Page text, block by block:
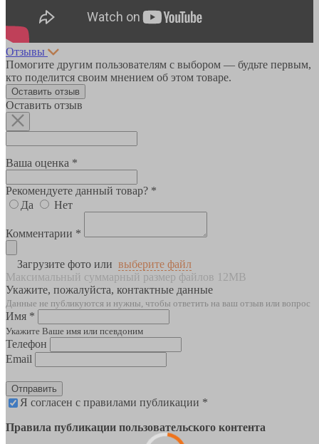
Отзывы
Помогите другим пользователям с выбором — будьте первым,
кто поделится своим мнением об этом товаре.
Оставить отзыв
Оставить отзыв
Ваша оценка *
Рекомендуете данный товар? *
Да
Нет
Комментарии *
Загрузите фото или выберите файл
Максимальный суммарный размер файлов 12MB
Укажите, пожалуйста, контактные данные
Данные не публикуются и нужны, чтобы ответить на ваш отзыв или вопрос
Имя *
Укажите Ваше имя или псевдоним
Телефон
Email
Отправить
Я согласен с правилами публикации *
Правила публикации пользовательского контента